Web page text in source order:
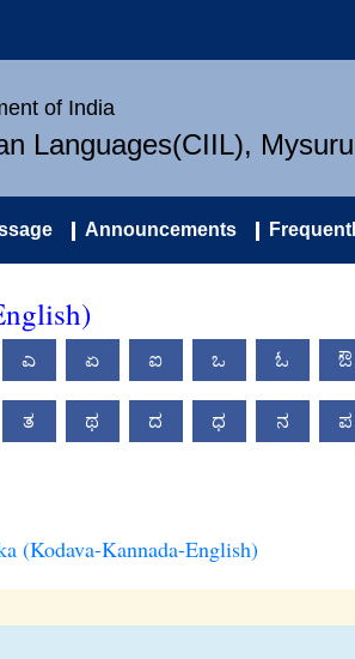
of India
Languages(CIIL), Mysuru
Announcements
ಎ ಏ ಐ ಒ ಓ ಔ
ತ ಥ ದ ಧ ನ ಪ
(Kodava-Kannada-English)